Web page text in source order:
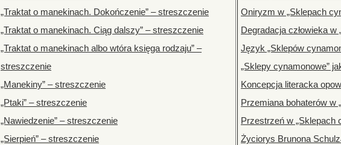
„Traktat o manekinach. Dokończenie” – streszczenie
„Traktat o manekinach. Ciąg dalszy” – streszczenie
„Traktat o manekinach albo wtóra księga rodzaju” –
streszczenie
„Manekiny” – streszczenie
„Ptaki” – streszczenie
„Nawiedzenie” – streszczenie
„Sierpień” – streszczenie
Oniryzm w „Sklepach
Degradacja człowieka
Język „Sklepów
„Sklepy cynamonowe”
Koncepcja literacka
Przemiana bohaterów w
Przestrzeń w „Sklepach
Życiorys Brunona